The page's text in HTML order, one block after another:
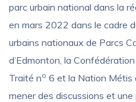
parc urbain national dans la
en mars 2022 dans le cadre
urbains nationaux de Parcs
d’Edmonton, la
Traité no 6 et la Nation Métis
mener des discussions et